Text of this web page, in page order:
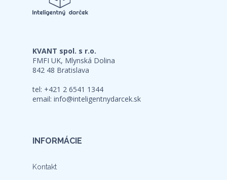
KVANT spol. s r.o.
FMFI UK, Mlynská Dolina
842 48 Bratislava
tel: +421 2 6541 1344
email: info@inteligentnydarcek.sk
INFORMÁCIE
Kontakt